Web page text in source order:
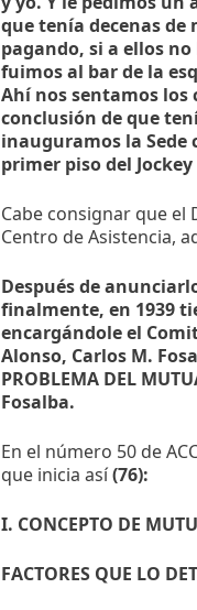
que tenía decenas de
pagando, si a ellos
fuimos al bar de la
Ahí nos sentamos
conclusión de que
inauguramos la Sede
primer piso del
Cabe consignar que
Centro de Asistencia,
Después de
finalmente, en 1939
encargándole el
Alonso, Carlos M.
PROBLEMA DEL
Fosalba.
En el número 50 de
que inicia así(76):
I. CONCEPTO DE
FACTORES QUE LO